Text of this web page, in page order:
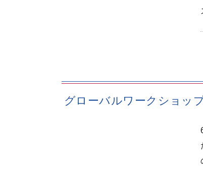
グローバルワークショッ